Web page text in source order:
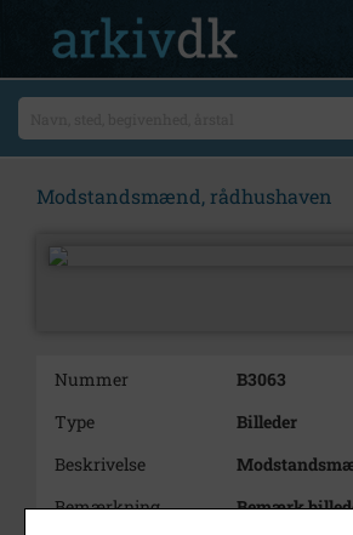
Modstandsmænd, rådhushaven
Nummer
B3063
Type
Billeder
Beskrivelse
Bemærkning
Bemærk